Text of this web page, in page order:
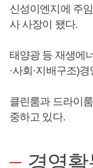
신성이엔지에 주
사 사장이 됐다.
태양광 등 재생에
·사회·지배구조)
클린룸과 드라이
중하고 있다.
경영